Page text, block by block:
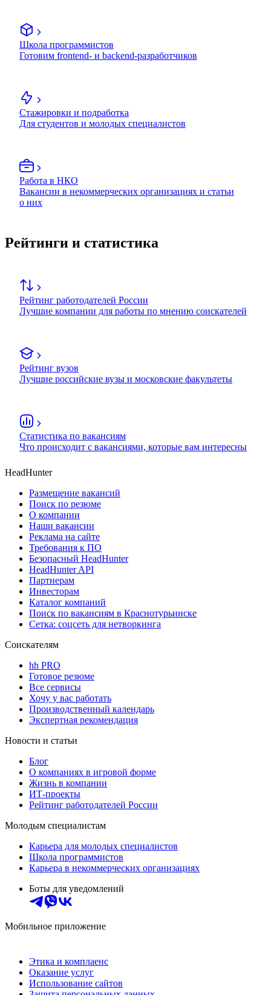
Школа программистов
Готовим frontend- и backend-разработчиков
Стажировки и подработка
Для студентов и молодых специалистов
Работа в НКО
Вакансии в некоммерческих организациях и статьи
о них
Рейтинги и статистика
Рейтинг работодателей России
Лучшие компании для работы по мнению соискателей
Рейтинг вузов
Лучшие российские вузы и московские факультеты
Статистика по вакансиям
Что происходит с вакансиями, которые вам интересны
HeadHunter
Размещение вакансий
Поиск по резюме
О компании
Наши вакансии
Реклама на сайте
Требования к ПО
Безопасный HeadHunter
HeadHunter API
Партнерам
Инвесторам
Каталог компаний
Поиск по вакансиям в Краснотурьинске
Сетка: соцсеть для нетворкинга
Соискателям
hh PRO
Готовое резюме
Все сервисы
Хочу у вас работать
Производственный календарь
Экспертная рекомендация
Новости и статьи
Блог
О компаниях в игровой форме
Жизнь в компании
ИТ-проекты
Рейтинг работодателей России
Молодым специалистам
Карьера для молодых специалистов
Школа программистов
Карьера в некоммерческих организациях
Боты для уведомлений
Мобильное приложение
Этика и комплаенс
Оказание услуг
Использование сайтов